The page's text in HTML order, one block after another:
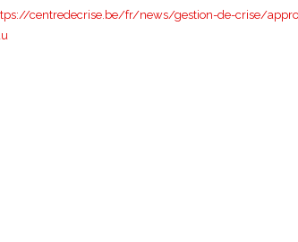
centredecrise.be/fr/news/gestion-de-crise/